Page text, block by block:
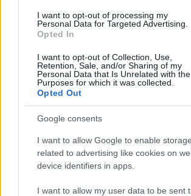
I want to opt-out of processing my
Personal Data for Targeted Advertising.
Opted In
I want to opt-out of Collection, Use,
Retention, Sale, and/or Sharing of my
Personal Data that Is Unrelated with the
Purposes for which it was collected.
Opted Out
Google consents
I want to allow Google to enable storage
related to advertising like cookies on
device identifiers in apps.
I want to allow my user data to be sent
Αν τα χάσατε
Καιρός «hot – dry – windy»
τις επόμενες 48 ώρες:
Αυξημένος ο κίνδυνος
περιφέρειες
Σε
από